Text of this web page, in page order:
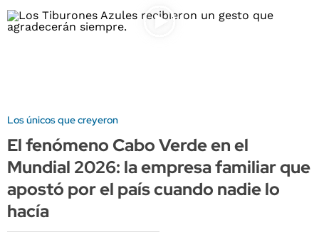
Los únicos que creyeron
El fenómeno Cabo Verde en el
Mundial 2026: la empresa familiar que
apostó por el país cuando nadie lo
hacía